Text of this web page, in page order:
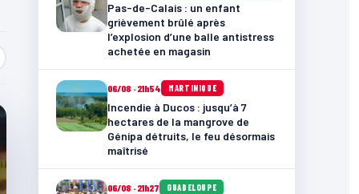
Pas-de-Calais : un enfant
grièvement brûlé après
l’explosion d’une balle antistress
achetée en magasin
06/08 · 21h54 MARTINIQUE
Incendie à Ducos : jusqu’à 7
hectares de la mangrove de
Génipa détruits, le feu désormais
maîtrisé
06/08 · 21h27 GUADELOUPE